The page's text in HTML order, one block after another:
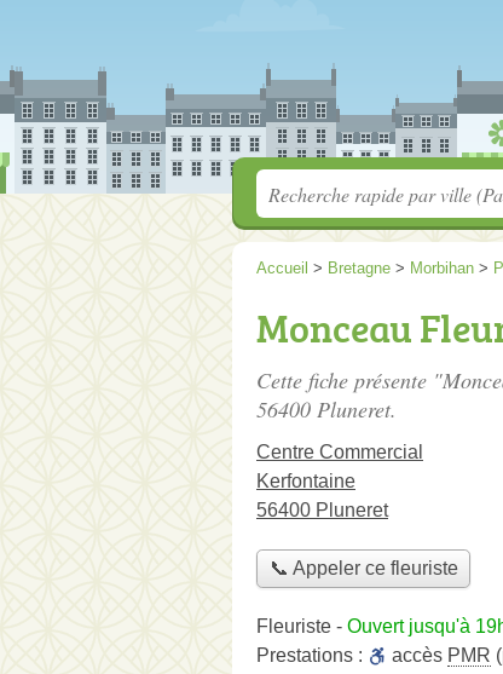
Accueil > Bretagne > Morbihan >
Monceau
Cette fiche présente
56400 Pluneret.
Centre Commercial
Kerfontaine
56400 Pluneret
📞 Appeler ce fleuriste
Fleuriste - Ouvert jusqu'à
Prestations :
accès PMR